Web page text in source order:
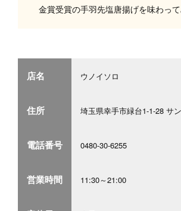
金賞受賞の手羽先塩唐揚げを味わっ
店名 ウノイソロ
住所 埼玉県幸手市緑台1-1-28 サ
電話番号 0480-30-6255
営業時間 11:30～21:00